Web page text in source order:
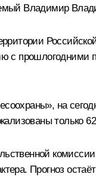
Владимир
с прошлогодними
на
только
Прогноз